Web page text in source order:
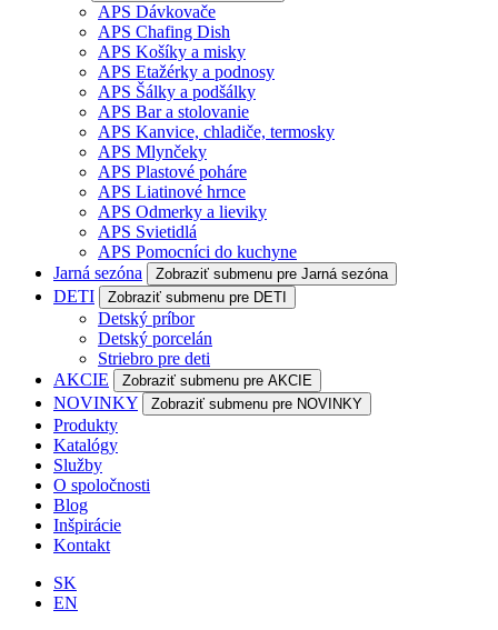
APS Dávkovače
APS Chafing Dish
APS Košíky a misky
APS Etažérky a podnosy
APS Šálky a podšálky
APS Bar a stolovanie
APS Kanvice, chladiče, termosky
APS Mlynčeky
APS Plastové poháre
APS Liatinové hrnce
APS Odmerky a lieviky
APS Svietidlá
APS Pomocníci do kuchyne
Jarná sezóna
Zobraziť submenu pre Jarná sezóna
DETI Zobraziť submenu pre DETI
Detský príbor
Detský porcelán
Striebro pre deti
AKCIE
Zobraziť submenu pre AKCIE
NOVINKY Zobraziť submenu pre NOVINKY
Produkty
Katalógy
Služby
O spoločnosti
Blog
Inšpirácie
Kontakt
SK
EN